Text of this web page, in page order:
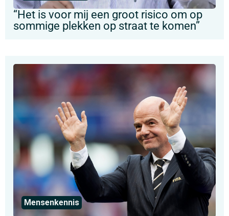
“Het is voor mij een groot risico om op
sommige plekken op straat te komen”
Mensenkennis